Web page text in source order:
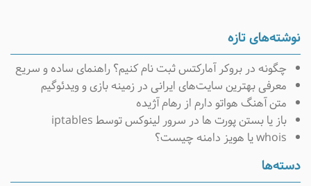
نوشته‌های تازه
چگونه در بروکر آمارکتس ثبت نام کنیم؟ راهنمای ساده و سریع
معرفی بهترین سایت‌های ایرانی در زمینه بازی و ویدئوگیم
متن آهنگ هواتو دارم از رهام آژیده
باز یا بستن پورت ها در سرور لینوکس توسط iptables
whois یا هویز دامنه چیست؟
دسته‌ها